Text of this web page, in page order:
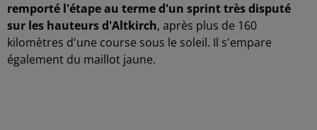
remporté l'étape au terme d'un sprint très disputé
sur les hauteurs d'Altkirch, après plus de 160
kilomètres d'une course sous le soleil. Il s'empare
également du maillot jaune.